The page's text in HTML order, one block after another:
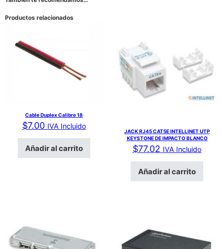
Productos relacionados
Cable Duplex Calibre 18
$7.00 IVA Incluido
Añadir al carrito
JACK RJ45 CAT5E INTELLINET UTP
KEYSTONE DE IMPACTO BLANCO
$77.02 IVA Incluido
Añadir al carrito